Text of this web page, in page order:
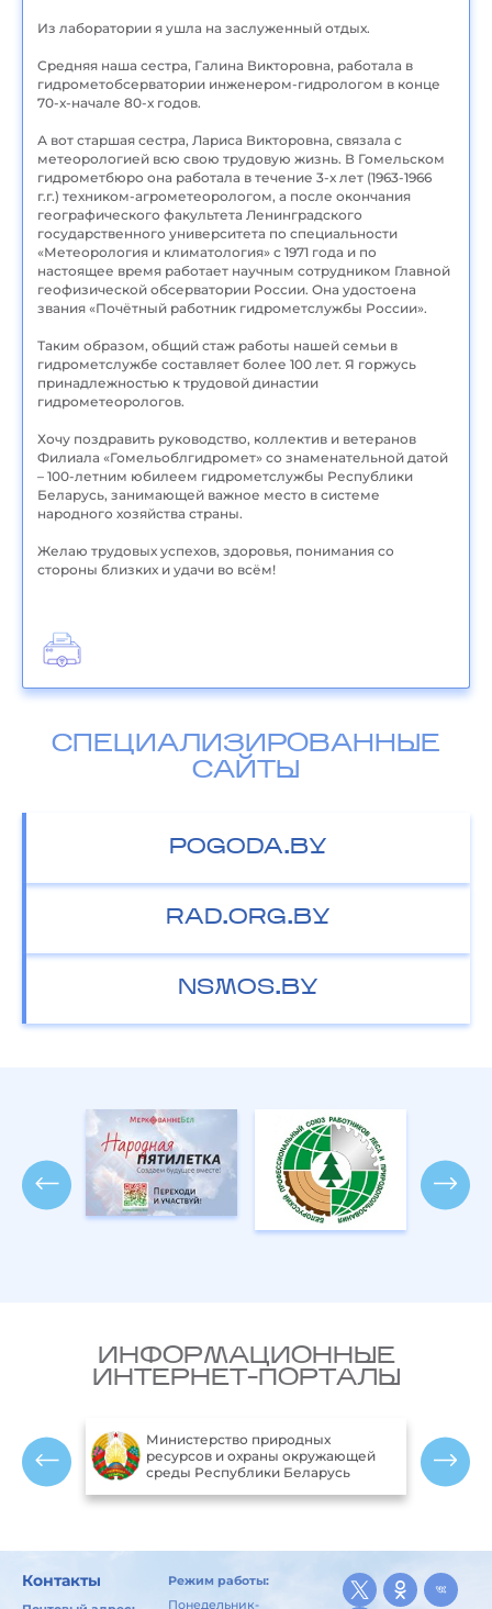
Из лаборатории я ушла на заслуженный отдых.
Средняя наша сестра, Галина Викторовна, работала в
гидрометобсерватории инженером-гидрологом в конце
70-х-начале 80-х годов.
А вот старшая сестра, Лариса Викторовна, связала с
метеорологией всю свою трудовую жизнь. В Гомельском
гидрометбюро она работала в течение 3-х лет (1963-1966
г.г.) техником-агрометеорологом, а после окончания
географического факультета Ленинградского
государственного университета по специальности
«Метеорология и климатология» с 1971 года и по
настоящее время работает научным сотрудником Главной
геофизической обсерватории России. Она удостоена
звания «Почётный работник гидрометслужбы России».
Таким образом, общий стаж работы нашей семьи в
гидрометслужбе составляет более 100 лет. Я горжусь
принадлежностью к трудовой династии
гидрометеорологов.
Хочу поздравить руководство, коллектив и ветеранов
Филиала «Гомельоблгидромет» со знаменательной датой
– 100-летним юбилеем гидрометслужбы Республики
Беларусь, занимающей важное место в системе
народного хозяйства страны.
Желаю трудовых успехов, здоровья, понимания со
стороны близких и удачи во всём!
СПЕЦИАЛИЗИРОВАННЫЕ
САЙТЫ
POGODA.BY
RAD.ORG.BY
NSMOS.BY
ИНФОРМАЦИОННЫЕ
ИНТЕРНЕТ-ПОРТАЛЫ
Министерство природных
ресурсов и охраны окружающей
среды Республики Беларусь
Контакты
Режим работы:
Понедельник-